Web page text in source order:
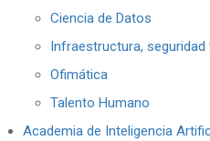
Ciencia de Datos
Infraestructura,
Ofimática
Talento Humano
Academia de Inteligencia